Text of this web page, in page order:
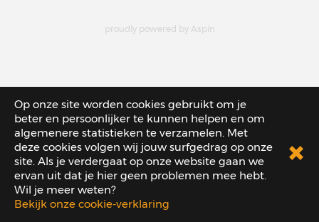
Op onze site worden cookies gebruikt om je
beter en persoonlijker te kunnen helpen en om
algemenere statistieken te verzamelen. Met
deze cookies volgen wij jouw surfgedrag op onze
site. Als je verdergaat op onze website gaan we
ervan uit dat je hier geen problemen mee hebt.
Wil je meer weten?
Bekijk onze cookie-verklaring
proudly powered by Aspin